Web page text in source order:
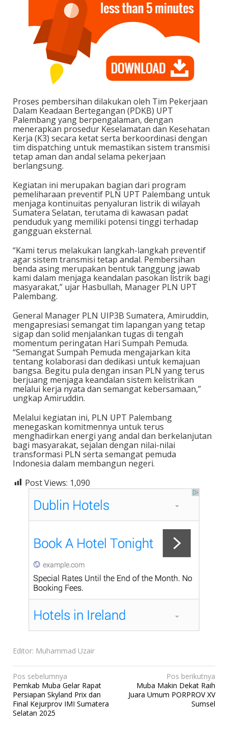
Proses pembersihan dilakukan oleh Tim Pekerjaan
Dalam Keadaan Bertegangan (PDKB) UPT
Palembang yang berpengalaman, dengan
menerapkan prosedur Keselamatan dan Kesehatan
Kerja (K3) secara ketat serta berkoordinasi dengan
tim dispatching untuk memastikan sistem transmisi
tetap aman dan andal selama pekerjaan
berlangsung.
Kegiatan ini merupakan bagian dari program
pemeliharaan preventif PLN UPT Palembang untuk
menjaga kontinuitas penyaluran listrik di wilayah
Sumatera Selatan, terutama di kawasan padat
penduduk yang memiliki potensi tinggi terhadap
gangguan eksternal.
“Kami terus melakukan langkah-langkah preventif
agar sistem transmisi tetap andal. Pembersihan
benda asing merupakan bentuk tanggung jawab
kami dalam menjaga keandalan pasokan listrik bagi
masyarakat,” ujar Hasbullah, Manager PLN UPT
Palembang.
General Manager PLN UIP3B Sumatera, Amiruddin,
mengapresiasi semangat tim lapangan yang tetap
sigap dan solid menjalankan tugas di tengah
momentum peringatan Hari Sumpah Pemuda.
“Semangat Sumpah Pemuda mengajarkan kita
tentang kolaborasi dan dedikasi untuk kemajuan
bangsa. Begitu pula dengan insan PLN yang terus
berjuang menjaga keandalan sistem kelistrikan
melalui kerja nyata dan semangat kebersamaan,”
ungkap Amiruddin.
Melalui kegiatan ini, PLN UPT Palembang
menegaskan komitmennya untuk terus
menghadirkan energi yang andal dan berkelanjutan
bagi masyarakat, sejalan dengan nilai-nilai
transformasi PLN serta semangat pemuda
Indonesia dalam membangun negeri.
Post Views: 1,090
Editor: Muhammad Uzair
N
a
v
i
Pos sebelumnya
Pemkab Muba Gelar Rapat
Persiapan Skyland Prix dan
Final Kejurprov IMI Sumatera
Selatan 2025
Pos berikutnya
Muba Makin Dekat Raih
Juara Umum PORPROV XV
Sumsel